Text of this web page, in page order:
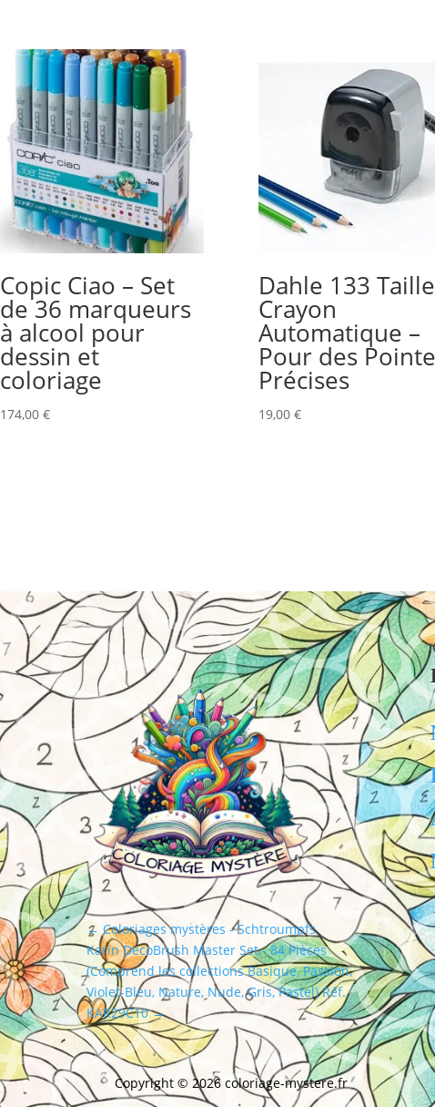
Copic Ciao – Set
de 36 marqueurs
à alcool pour
dessin et
coloriage
174,00 €
Dahle 133
Crayon
Automatique –
Pour des
Précises
19,00 €
← Coloriages mystères - Schtroumpfs
Karin DecoBrush Master Set - 84 Pièces
(Comprend les collections Basique, Passion,
Violet-Bleu, Nature, Nude, Gris, Pastel) Réf.
KAR29C10→
Copyright © 2026 coloriage-mystere.fr